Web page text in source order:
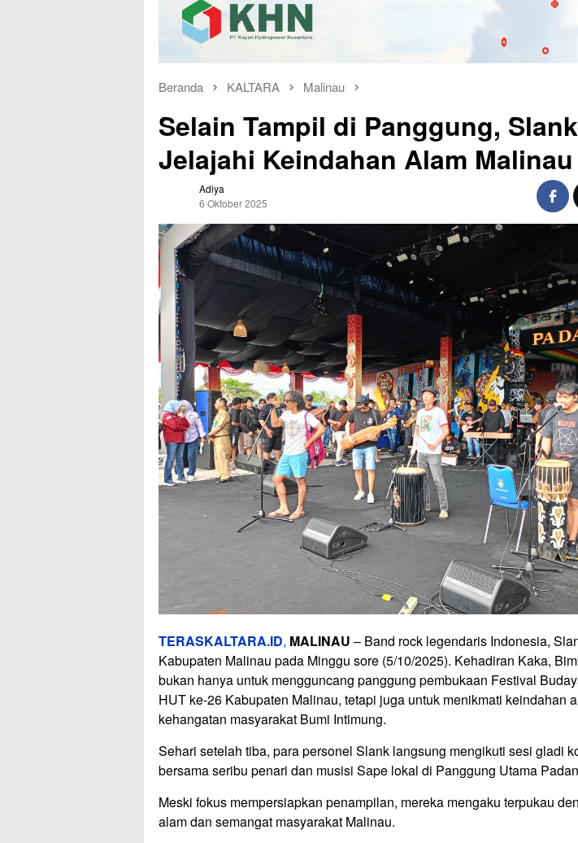
Beranda KALTARA Malinau
Selain Tampil di Panggung,
Jelajahi Keindahan Alam Malinau
Adiya
6 Oktober 2025
TERASKALTARA.ID, MALINAU – Band rock legendaris Indonesia,
Kabupaten Malinau pada Minggu sore (5/10/2025). Kehadiran Kaka,
bukan hanya untuk mengguncang panggung pembukaan Festival
HUT ke-26 Kabupaten Malinau, tetapi juga untuk menikmati keindahan
kehangatan masyarakat Bumi Intimung.
Sehari setelah tiba, para personel Slank langsung mengikuti sesi gladi
bersama seribu penari dan musisi Sape lokal di Panggung Utama
Meski fokus mempersiapkan penampilan, mereka mengaku terpukau
alam dan semangat masyarakat Malinau.